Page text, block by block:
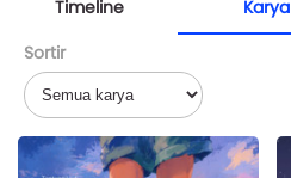
Timeline Karya
Sortir